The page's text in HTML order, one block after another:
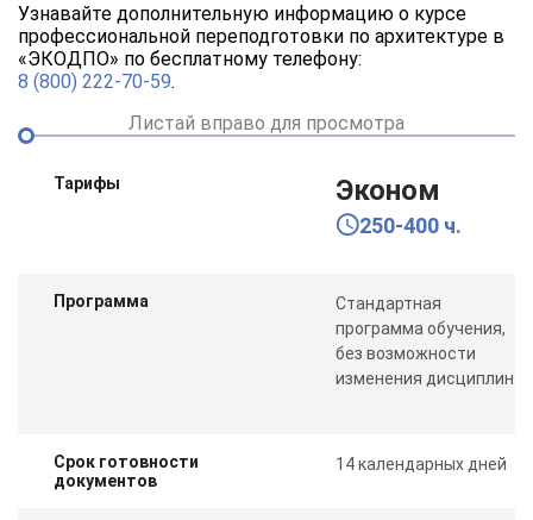
Узнавайте дополнительную информацию о курсе
профессиональной переподготовки по архитектуре в
«ЭКОДПО» по бесплатному телефону:
8 (800) 222-70-59.
Листай вправо для просмотра
Тарифы Эконом
250-400 ч.
Программа
Стандартная
программа обучения,
без возможности
изменения дисциплин
Срок готовности
документов
14 календарных дней